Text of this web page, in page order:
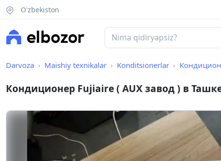
O'zbekiston
Darvoza Maishiy texnikalar Konditsionerlar
Кондиционер Fujiaire ( AUX завод ) в